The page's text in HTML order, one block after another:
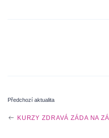
Předchozí aktualita
KURZY ZDRAVÁ ZÁDA NA